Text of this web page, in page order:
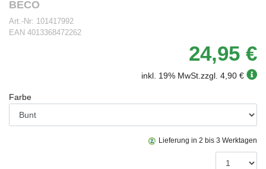
BECO
Art.-Nr: 101417992
EAN 4013368472262
24,95 €
inkl. 19% MwSt.zzgl. 4,90 €
Farbe
Lieferung in 2 bis 3 Werktagen